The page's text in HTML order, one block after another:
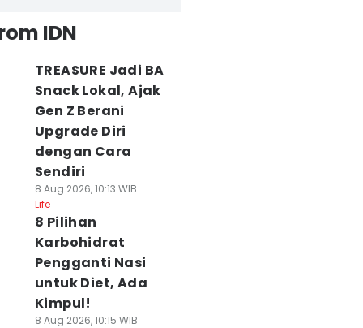
IDN
TREASURE Jadi BA
Snack Lokal, Ajak
Gen Z Berani
Upgrade Diri
dengan Cara
Sendiri
8 Aug 2026, 10:13 WIB
Life
8 Pilihan
Karbohidrat
Pengganti Nasi
untuk Diet, Ada
Kimpul!
8 Aug 2026, 10:15 WIB